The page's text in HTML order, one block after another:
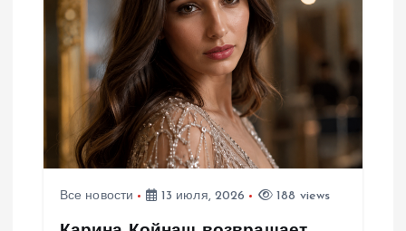
и Все новости 13 июля, 2026 188 views